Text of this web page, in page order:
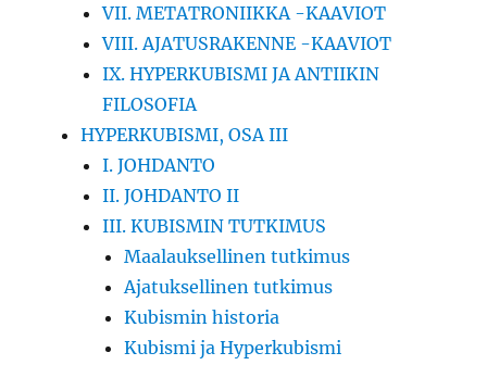
VII. METATRONIIKKA -KAAVIOT
VIII. AJATUSRAKENNE -KAAVIOT
IX. HYPERKUBISMI JA ANTIIKIN
FILOSOFIA
HYPERKUBISMI, OSA III
I. JOHDANTO
II. JOHDANTO II
III. KUBISMIN TUTKIMUS
Maalauksellinen tutkimus
Ajatuksellinen tutkimus
Kubismin historia
Kubismi ja Hyperkubismi